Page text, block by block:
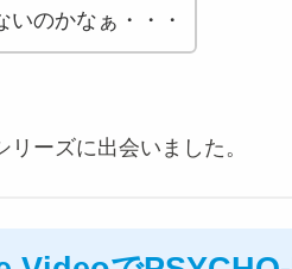
いのかなぁ・・・
ーズに出会いました。